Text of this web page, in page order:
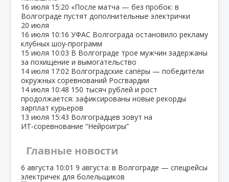
16 июля 15:20 «После матча — без пробок: в
Волгограде пустят дополнительные электрички
20 июля
16 июля 10:16 УФАС Волгограда остановило рекламу
клубных шоу‑программ
15 июля 10:03 В Волгограде трое мужчин задержаны
за похищение и вымогательство
14 июля 17:02 Волгоградские сапёры — победители
окружных соревнований Росгвардии
14 июля 10:48 150 тысяч рублей и рост
продолжается: зафиксированы новые рекорды
зарплат курьеров
13 июля 15:43 Волгоградцев зовут на
ИТ‑соревнование “Нейроигры”
Главные новости
6 августа 10:01 9 августа: в Волгограде — спецрейсы
электричек для болельщиков